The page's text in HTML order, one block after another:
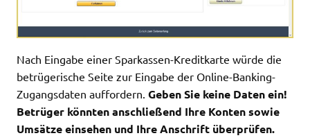
Nach Eingabe einer Sparkassen-Kreditkarte würde die
betrügerische Seite zur Eingabe der Online-Banking-
Zugangsdaten auffordern. Geben Sie keine Daten ein!
Betrüger könnten anschließend Ihre Konten sowie
Umsätze einsehen und Ihre Anschrift überprüfen.